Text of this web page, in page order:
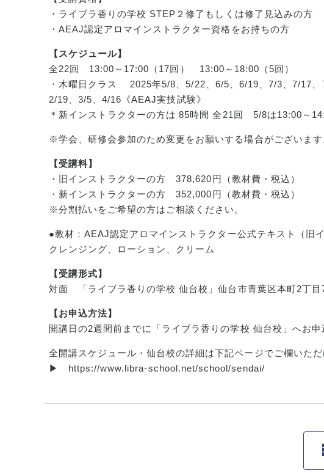
・ライブラ香りの学校 STEP２修了もしくは修了見込みの方
・AEAJ認定アロマインストラクター資格をお持ちの方
【スケジュール】
全22回 13:00～17:00（17回） 13:00～18:00（5回）
・木曜日クラス 2025年5/8、5/22、6/5、6/19、7/3、7/17
2/19、3/5、4/16《AEAJ実技試験》
＊新インストラクターの方は 85時間 全21回 5/8は13:00～
※学会、研修会参加のため変更をお願いする場合がございます
【受講料】
・旧インストラクターの方 378,620円（教材費・税込）
・新インストラクターの方 352,000円（教材費・税込）
※分割払いをご希望の方はご相談ください。
●教材： AEAJ認定アロマインストラクター公式テキスト（旧
クレンジング、ローション、クリーム
【受講形式】
対面 「ライブラ香りの学校 仙台校」仙台市青葉区本町2丁目
【お申込方法】
開講日の2週間前までに「ライブラ香りの学校 仙台校」へお申
全開講スケジュール・仙台校の詳細は下記ページでご欄いただ
▶ https://www.libra-school.net/school/sendai/